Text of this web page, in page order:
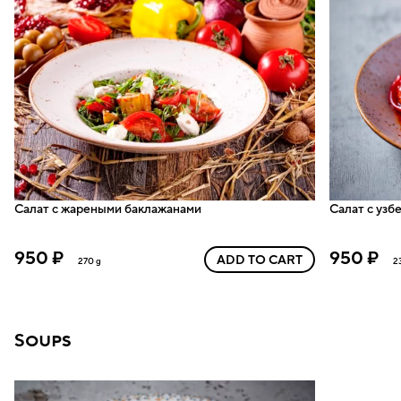
Салат с жареными баклажанами
950 ₽ 270 g ADD TO CART
Салат с
950 ₽
Soups